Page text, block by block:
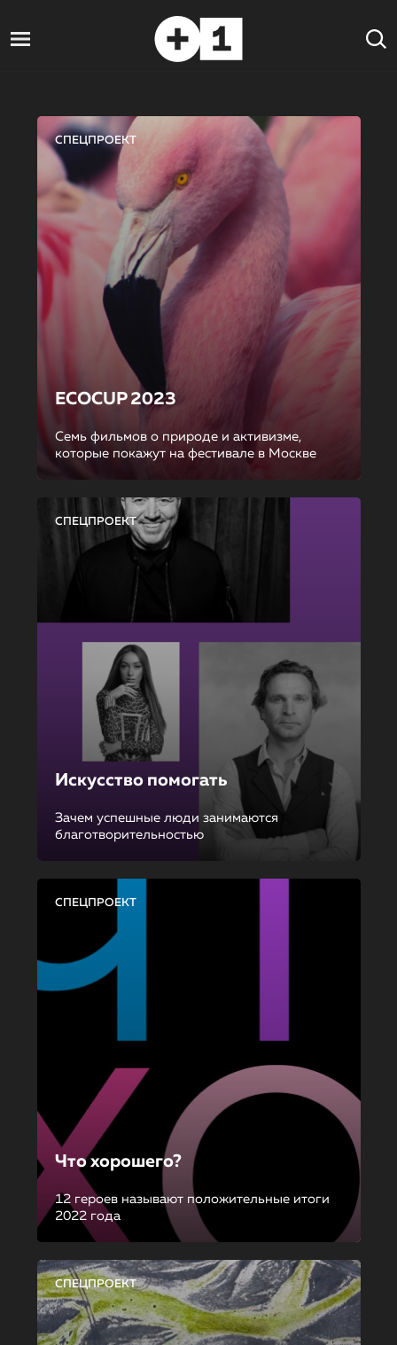
СПЕЦПРОЕКТ
ECOCUP 2023
Семь фильмов о природе и активизме,
которые покажут на фестивале в Москве
СПЕЦПРОЕКТ
Искусство помогать
Зачем успешные люди занимаются
благотворительностью
СПЕЦПРОЕКТ
Что хорошего?
12 героев называют положительные итоги
2022 года
СПЕЦПРОЕКТ